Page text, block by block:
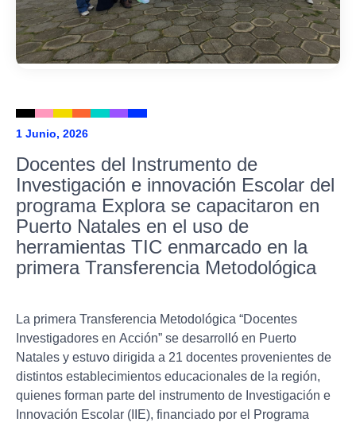
1 Junio, 2026
Docentes del Instrumento de
Investigación e innovación Escolar del
programa Explora se capacitaron en
Puerto Natales en el uso de
herramientas TIC enmarcado en la
primera Transferencia Metodológica
La primera Transferencia Metodológica “Docentes
Investigadores en Acción” se desarrolló en Puerto
Natales y estuvo dirigida a 21 docentes provenientes de
distintos establecimientos educacionales de la región,
quienes forman parte del instrumento de Investigación e
Innovación Escolar (IIE), financiado por el Programa